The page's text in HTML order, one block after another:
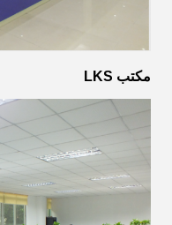
مكتب LKS